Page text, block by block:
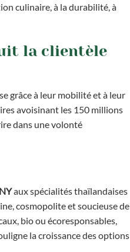
culinaire, à la durabilité, à
la clientèle
grâce à leur mobilité et à leur
avoisinant les 150 millions
dans une volonté
aux spécialités thaïlandaises
cosmopolite et soucieuse de
bio ou écoresponsables,
la croissance des options